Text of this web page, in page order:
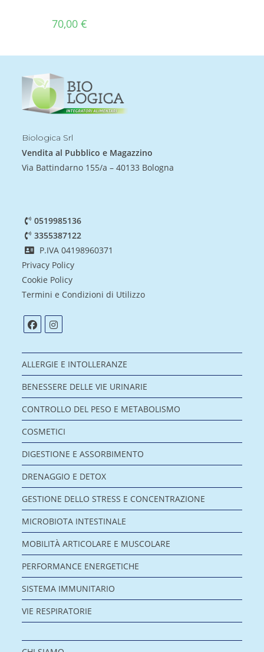
70,00€
Biologica Srl
Vendita al Pubblico e Magazzino
Via Battindarno 155/a – 40133 Bologna
0519985136
3355387122
P.IVA 04198960371
Privacy Policy
Cookie Policy
Termini e Condizioni di Utilizzo
ALLERGIE E INTOLLERANZE
BENESSERE DELLE VIE URINARIE
CONTROLLO DEL PESO E METABOLISMO
COSMETICI
DIGESTIONE E ASSORBIMENTO
DRENAGGIO E DETOX
GESTIONE DELLO STRESS E CONCENTRAZIONE
MICROBIOTA INTESTINALE
MOBILITÀ ARTICOLARE E MUSCOLARE
PERFORMANCE ENERGETICHE
SISTEMA IMMUNITARIO
VIE RESPIRATORIE